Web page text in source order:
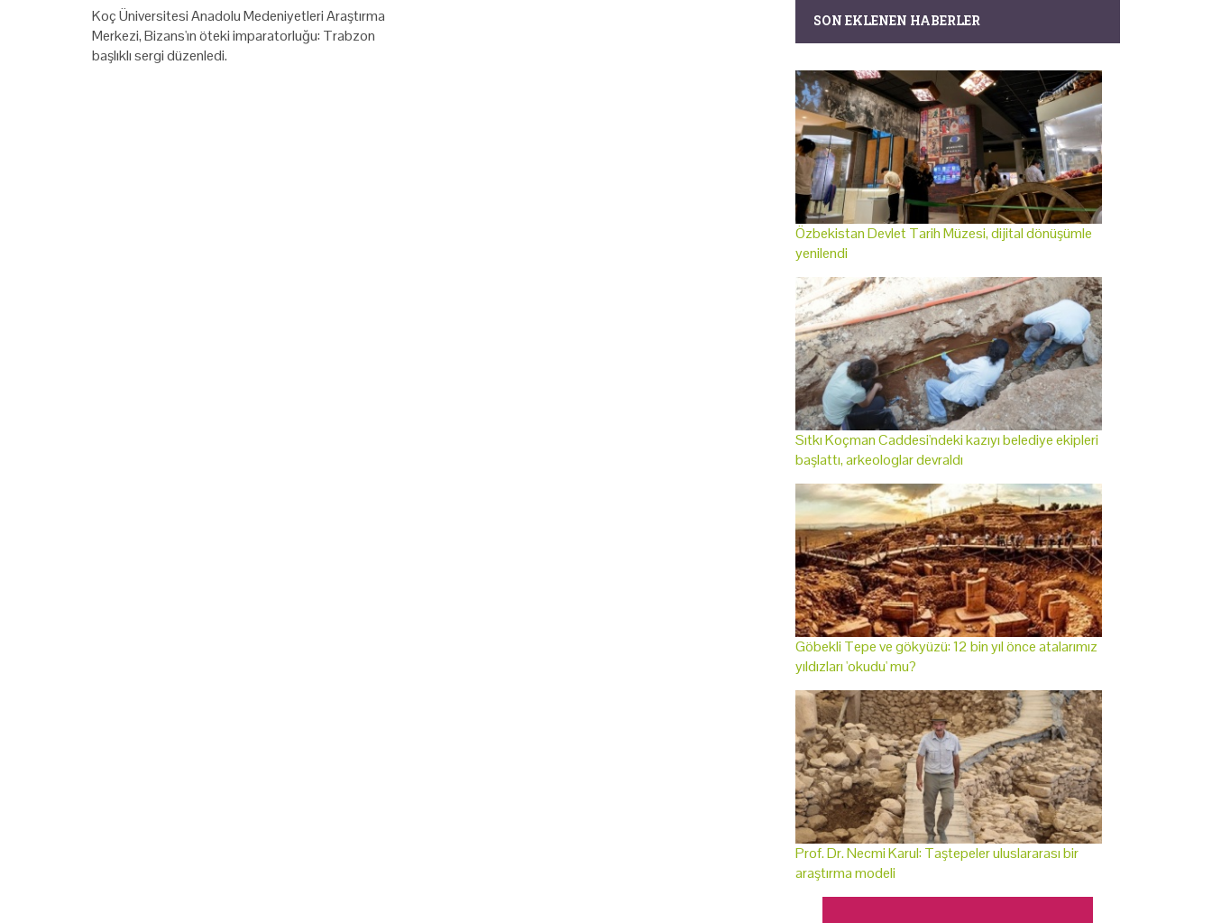
Koç Üniversitesi Anadolu Medeniyetleri Araştırma
Merkezi, Bizans'ın öteki imparatorluğu: Trabzon
başlıklı sergi düzenledi.
SON EKLENEN HABERLER
Özbekistan Devlet Tarih Müzesi, dijital dönüşümle
yenilendi
Sıtkı Koçman Caddesi'ndeki kazıyı belediye ekipleri
başlattı, arkeologlar devraldı
Göbekli Tepe ve gökyüzü: 12 bin yıl önce atalarımız
yıldızları 'okudu' mu?
Prof. Dr. Necmi Karul: Taştepeler uluslararası bir
araştırma modeli